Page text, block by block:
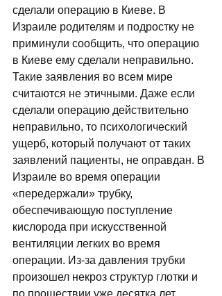
сделали операцию в Киеве. В
Израиле родителям и подростку не
приминули сообщить, что операцию
в Киеве ему сделали неправильно.
Такие заявления во всем мире
считаются не этичными. Даже если
сделали операцию действительно
неправильно, то психологический
ущерб, который получают от таких
заявлений пациенты, не оправдан. В
Израиле во время операции
«передержали» трубку,
обеспечивающую поступление
кислорода при искусственной
вентиляции легких во время
операции. Из-за давления трубки
произошел некроз структур глотки и
по прошествии уже десятка лет